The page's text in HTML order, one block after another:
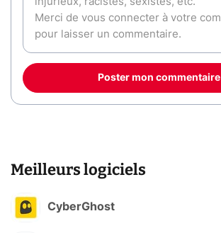
Poster mon commentaire
Meilleurs logiciels
CyberGhost